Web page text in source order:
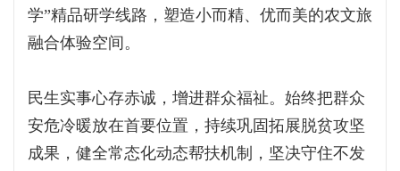
学”精品研学线路，塑造小而精、优而美的农文旅
融合体验空间。
民生实事心存赤诚，增进群众福祉。始终把群众
安危冷暖放在首要位置，持续巩固拓展脱贫攻坚
成果，健全常态化动态帮扶机制，坚决守住不发